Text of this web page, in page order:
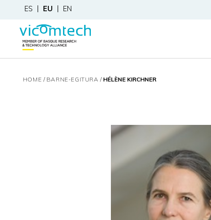
ES EU EN
HOME BARNE-EGITURA HÉLÈNE KIRCHNER